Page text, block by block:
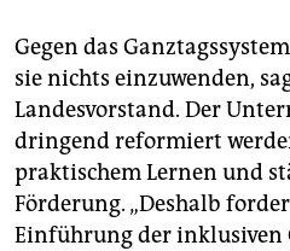
Gegen das
sie nichts einzuwenden,
Landesvorstand. Der
dringend reformiert
praktischem Lernen und
Förderung. „Deshalb
Einführung der inklusiven